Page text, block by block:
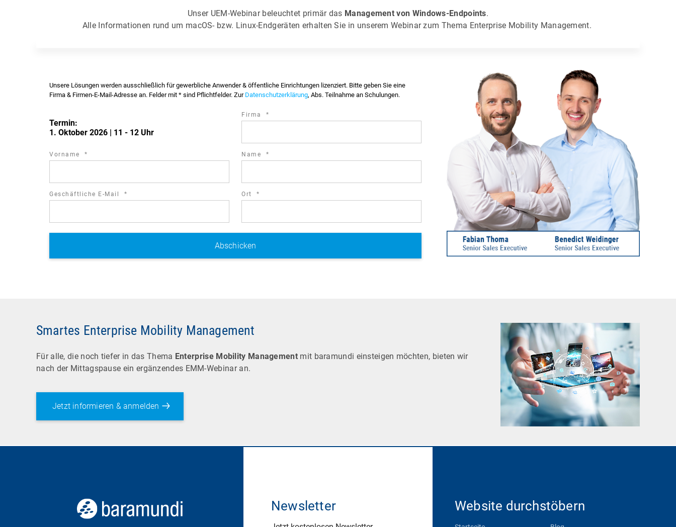
Unser UEM-Webinar beleuchtet primär das Management von Windows-Endpoints.
Alle Informationen rund um macOS- bzw. Linux-Endgeräten erhalten Sie in unserem Webinar zum Thema Enterprise Mobility Management.
Unsere Lösungen werden ausschließlich für gewerbliche Anwender & öffentliche Einrichtungen lizenziert. Bitte geben Sie eine
Firma & Firmen-E-Mail-Adresse an. Felder mit * sind Pflichtfelder. Zur Datenschutzerklärung, Abs. Teilnahme an Schulungen.
Termin:
1. Oktober 2026 | 11 - 12 Uhr
Firma *
Vorname * Name *
Geschäftliche E-Mail * Ort *
Smartes Enterprise Mobility Management
Für alle, die noch tiefer in das Thema Enterprise Mobility Managementmit baramundi einsteigen möchten, bieten wir
nach der Mittagspause ein ergänzendes EMM-Webinar an.
Jetzt informieren & anmelden
Newsletter Website durchstöbern